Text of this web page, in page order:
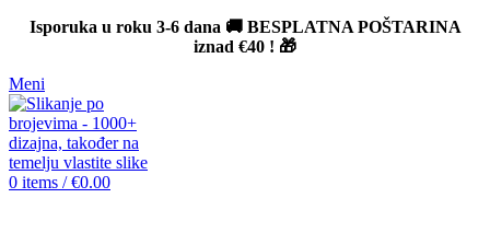
Isporuka u roku 3-6 dana 🚚 BESPLATNA POŠTARINA
iznad €40 ! 🎁
Meni
0 items / €0.00